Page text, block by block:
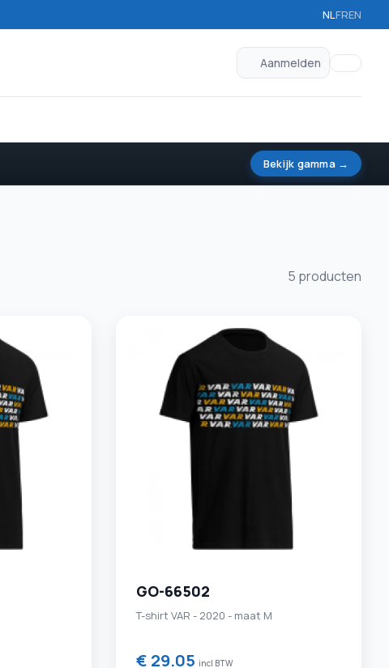
NLFREN
Aanmelden
Bekijk gamma →
5 producten
GO-66502
T-shirt VAR - 2020 - maat M
€ 29.05 incl BTW